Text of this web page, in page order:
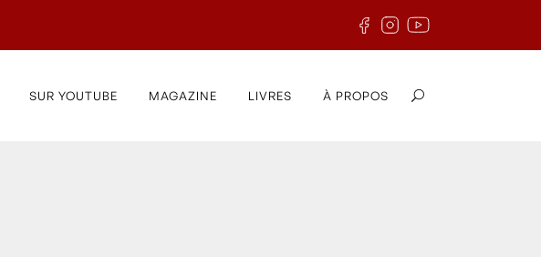
SUR YOUTUBE MAGAZINE LIVRES À PROPOS